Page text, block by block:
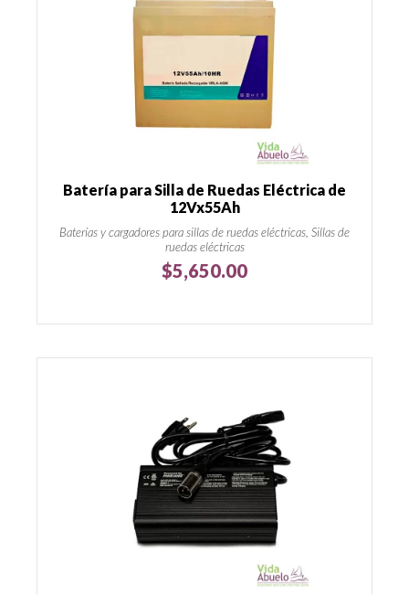
Batería para Silla de Ruedas Eléctrica de
12Vx55Ah
Baterías y cargadores para sillas de ruedas eléctricas, Sillas de
ruedas eléctricas
$5,650.00